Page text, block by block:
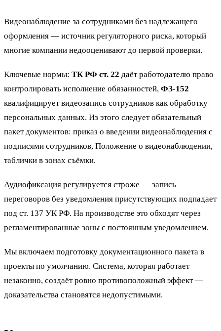
Видеонаблюдение за сотрудниками без надлежащего
оформления — источник регуляторного риска, который
многие компании недооценивают до первой проверки.
Ключевые нормы: ТК РФ ст. 22 даёт работодателю право
контролировать исполнение обязанностей, ФЗ-152
квалифицирует видеозапись сотрудников как обработку
персональных данных. Из этого следует обязательный
пакет документов: приказ о введении видеонаблюдения с
подписями сотрудников, Положение о видеонаблюдении,
таблички в зонах съёмки.
Аудиофиксация регулируется строже — запись
переговоров без уведомления присутствующих подпадает
под ст. 137 УК РФ. На производстве это обходят через
регламентированные зоны с постоянным уведомлением.
Мы включаем подготовку документационного пакета в
проекты по умолчанию. Система, которая работает
незаконно, создаёт ровно противоположный эффект —
доказательства становятся недопустимыми.